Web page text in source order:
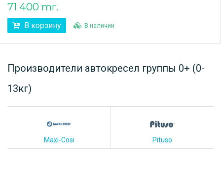
71 400 тг.
В корзину В наличии
Производители автокресел группы 0+ (0-
13кг)
Maxi-Cosi Pituso